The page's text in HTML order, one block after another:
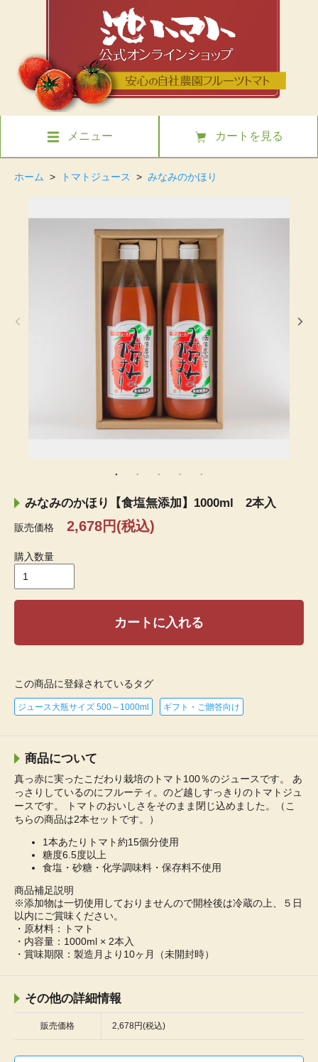
メニュー カートを見る
ホーム > トマトジュース > みなみのかほり
みなみのかほり【食塩無添加】1000ml 2本入
販売価格 2,678円(税込)
購入数量
カートに入れる
この商品に登録されているタグ
ジュース大瓶サイズ 500～1000ml ギフト・ご贈答向け
商品について
真っ赤に実ったこだわり栽培のトマト100％のジュースです。 あ
っさりしているのにフルーティ。のど越しすっきりのトマトジュ
ースです。 トマトのおいしさをそのまま閉じ込めました。（こ
ちらの商品は2本セットです。）
1本あたりトマト約15個分使用
糖度6.5度以上
食塩・砂糖・化学調味料・保存料不使用
商品補足説明
※添加物は一切使用しておりませんので開栓後は冷蔵の上、５日
以内にご賞味ください。
・原材料：トマト
・内容量：1000ml × 2本入
・賞味期限：製造月より10ヶ月（未開封時）
その他の詳細情報
販売価格 2,678円(税込)